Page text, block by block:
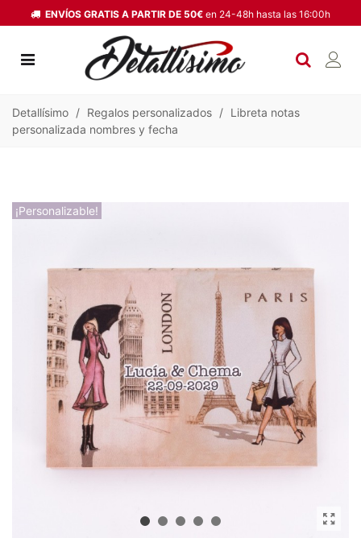
ENVÍOS GRATIS A PARTIR DE 50€ en 24-48h hasta las 16:00h
Detallísimo / Regalos personalizados / Libreta notas
personalizada nombres y fecha
¡Personalizable!